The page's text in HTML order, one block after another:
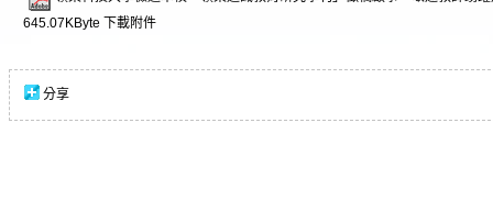
645.07KByte
下載附件
分享